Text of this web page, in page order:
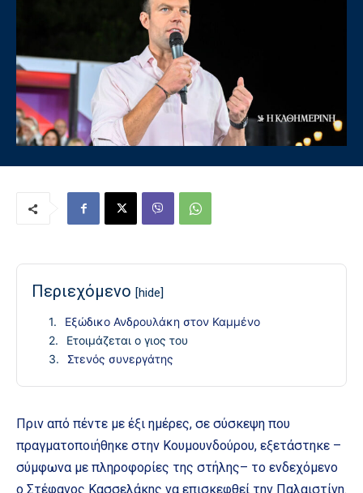
Περιεχόμενο [hide]
Εξώδικο Ανδρουλάκη στον Καμμένο
Ετοιμάζεται ο γιος του
Στενός συνεργάτης
Πριν από πέντε με έξι ημέρες, σε σύσκεψη που
πραγματοποιήθηκε στην Κουμουνδούρου, εξετάστηκε –
σύμφωνα με πληροφορίες της στήλης– το ενδεχόμενο
ο Στέφανος Κασσελάκης να επισκεφθεί την Παλαιστίνη.